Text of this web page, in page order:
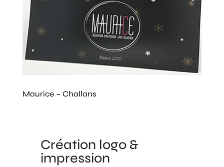
Maurice – Challans
Création logo &
impression